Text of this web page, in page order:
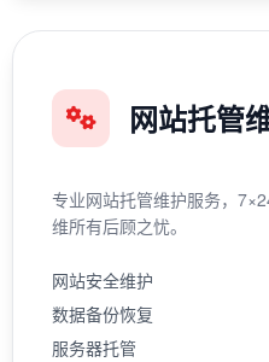
网站托管
专业网站托管维护服务，
维所有后顾之忧。
网站安全维护
数据备份恢复
服务器托管